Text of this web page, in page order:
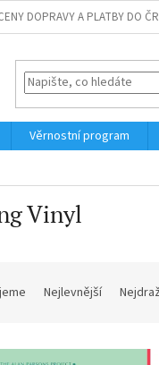
DOPRAVY A PLATBY DO ČR
Věrnostní program
Vinyl
Nejlevnější